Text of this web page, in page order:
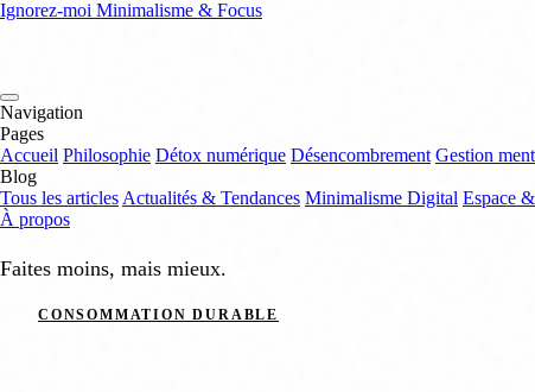
Ignorez-moi Minimalisme & Focus
Navigation
Pages
Accueil Philosophie Détox numérique Désencombrement Gestion
Blog
Tous les articles Actualités & Tendances Minimalisme Digital Espace
À propos
Faites moins, mais mieux.
CONSOMMATION DURABLE